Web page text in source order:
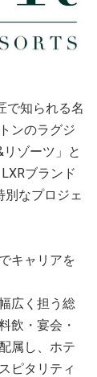
で知られる名
ンのラグジ
ゾーツ」と
ブランド
別なプロジェ
キャリアを
広く担う総
飲・宴会・
属し、ホテ
ピタリティ